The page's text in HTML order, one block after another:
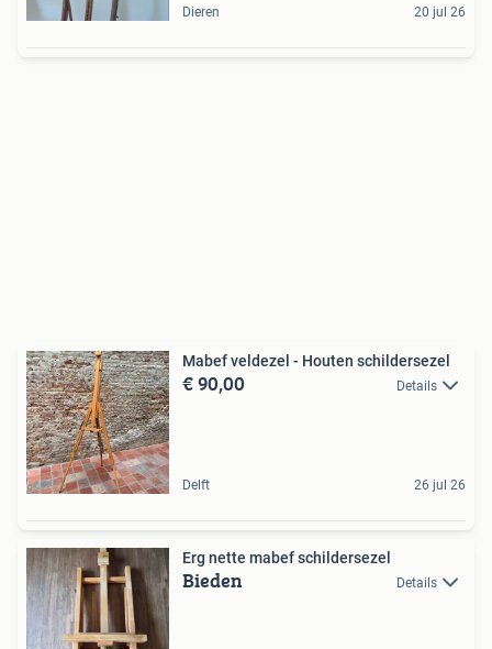
Dieren 20 jul 26
Mabef veldezel - Houten schildersezel
€ 90,00 Details
Delft 26 jul 26
Erg nette mabef schildersezel
Bieden Details